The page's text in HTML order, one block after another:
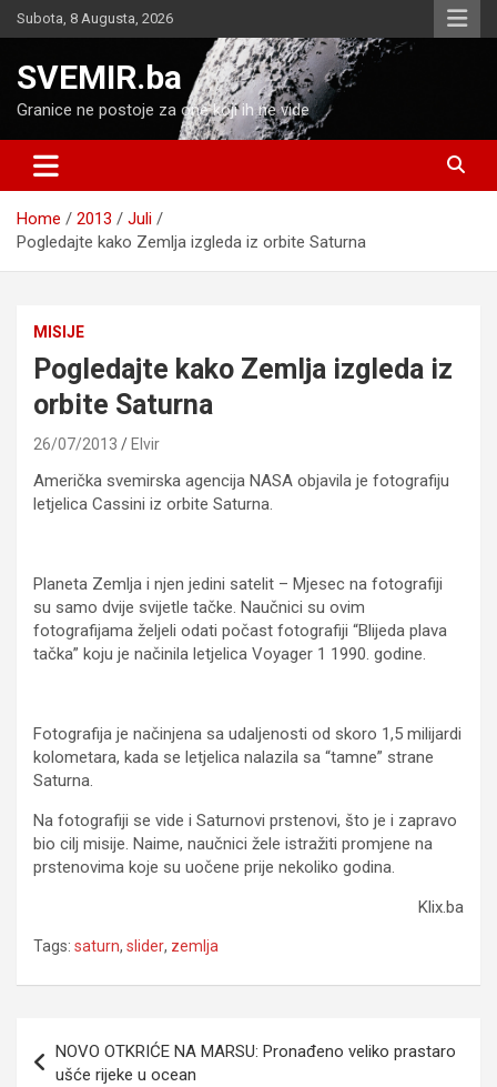
Skip
to
Subota, 8 Augusta, 2026
SVEMIR.ba
Granice ne postoje za one koji ih ne vide
Home 2013
Juli
Pogledajte kako Zemlja izgleda iz orbite Saturna
MISIJE
Pogledajte kako Zemlja izgleda iz
orbite Saturna
26/07/2013 Elvir
Američka svemirska agencija NASA objavila je fotografiju
letjelica Cassini iz orbite Saturna.
Planeta Zemlja i njen jedini satelit – Mjesec na fotografiji
su samo dvije svijetle tačke. Naučnici su ovim
fotografijama željeli odati počast fotografiji “Blijeda plava
tačka” koju je načinila letjelica Voyager 1 1990. godine.
Fotografija je načinjena sa udaljenosti od skoro 1,5 milijardi
kolometara, kada se letjelica nalazila sa “tamne” strane
Saturna.
Na fotografiji se vide i Saturnovi prstenovi, što je i zapravo
bio cilj misije. Naime, naučnici žele istražiti promjene na
prstenovima koje su uočene prije nekoliko godina.
Klix.ba
Tags: saturn, slider, zemlja
članaka
NOVO OTKRIĆE NA MARSU: Pronađeno veliko prastaro
ušće rijeke u ocean